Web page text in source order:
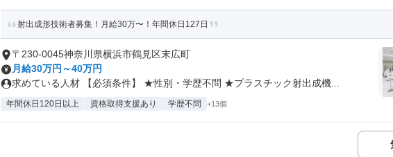
射出成形技術者募集！月給30万〜！年間休日127日
〒230-0045神奈川県横浜市鶴見区末広町
月給30万円～40万円
求めている人材 【必須条件】 ★性別・学歴不問 ★プラスチック射出成機...
年間休日120日以上 資格取得支援あり 学歴不問 +13個